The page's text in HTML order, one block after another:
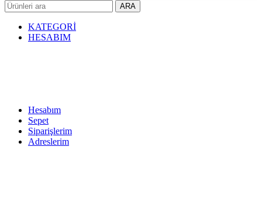
ARA
KATEGORİ
HESABIM
Hesabım
Sepet
Siparişlerim
Adreslerim